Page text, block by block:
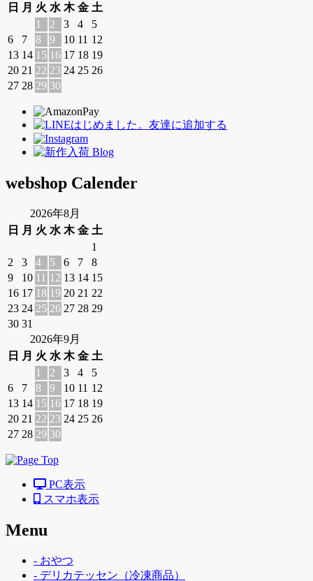
日
月 火 水 木 金 土
1
2 3 4
5
6
7 8 9 10 11 12
13 14 15 16 17 18 19
20 21 22 23 24 25 26
27 28 29 30
webshop Calender
2026年8月
日
月 火 水 木 金 土
1
2
3 4 5 6 7
8
9
10 11 12 13 14 15
16 17 18 19 20 21 22
23 24 25 26 27 28 29
30 31
2026年9月
日
月 火 水 木 金 土
1
2 3 4
5
6
7 8 9 10 11 12
13 14 15 16 17 18 19
20 21 22 23 24 25 26
27 28 29 30
PC表示
スマホ表示
Menu
- おやつ
- デリカテッセン（冷凍商品）